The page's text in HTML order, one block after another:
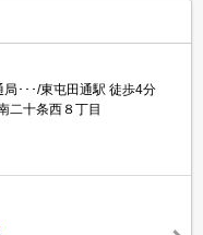
･･･/東屯田通駅 徒歩4分
二十条西８丁目